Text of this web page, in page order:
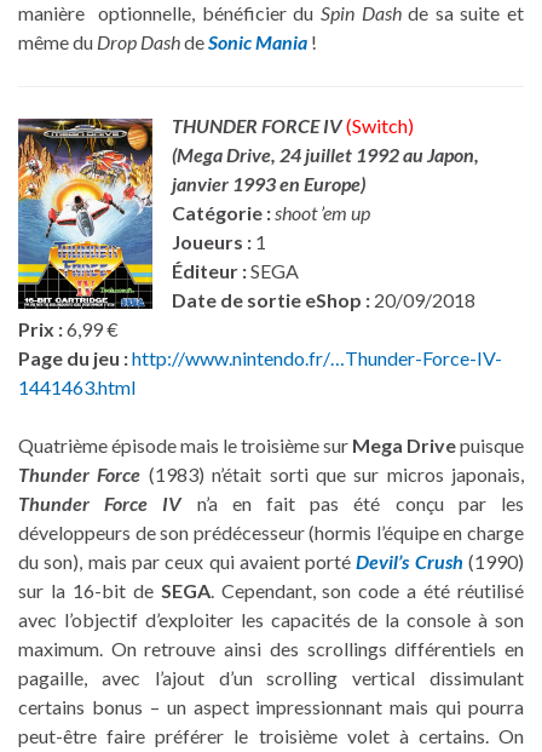
manière optionnelle, bénéficier du Spin Dashde sa suite et
même du Drop DashdeSonic Mania !
THUNDER FORCE IV(Switch)
(Mega Drive, 24 juillet 1992 au Japon,
janvier 1993 en Europe)
Catégorie :shoot ’em up
Joueurs : 1
Éditeur :SEGA
Date de sortie eShop : 20/09/2018
Prix :6,99 €
Page du jeu :http://www.nintendo.fr/…Thunder-Force-IV-
1441463.html
Quatrième épisode mais le troisième sur Mega Drivepuisque
Thunder Force (1983) n’était sorti que sur micros japonais,
Thunder Force IVn’a en fait pas été conçu par les
développeurs de son prédécesseur (hormis l’équipe en charge
du son), mais par ceux qui avaient portéDevil’s Crush (1990)
sur la 16-bit de SEGA. Cependant, son code a été réutilisé
avec l’objectif d’exploiter les capacités de la console à son
maximum. On retrouve ainsi des scrollings différentiels en
pagaille, avec l’ajout d’un scrolling vertical dissimulant
certains bonus – un aspect impressionnant mais qui pourra
peut-être faire préférer le troisième volet à certains. On